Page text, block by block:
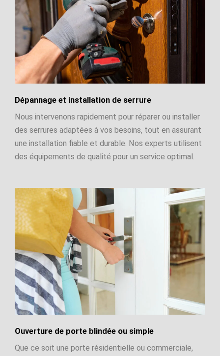
Dépannage et installation de serrure
Nous intervenons rapidement pour réparer ou installer
des serrures adaptées à vos besoins, tout en assurant
une installation fiable et durable. Nos experts utilisent
des équipements de qualité pour un service optimal.
Ouverture de porte blindée ou simple
Que ce soit une porte résidentielle ou commerciale,